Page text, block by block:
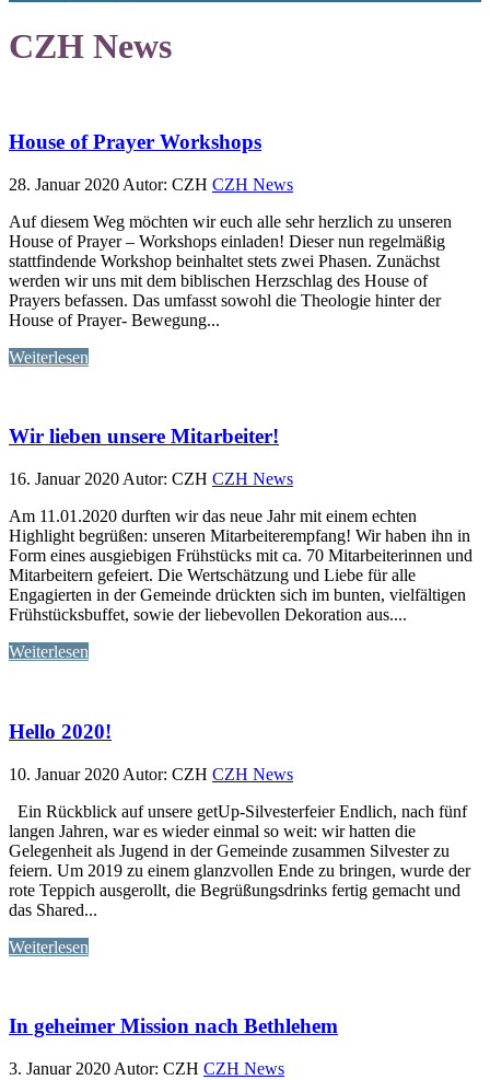
CZH News
House of Prayer Workshops
28. Januar 2020 Autor: CZH CZH News
Auf diesem Weg möchten wir euch alle sehr herzlich zu unseren
House of Prayer – Workshops einladen! Dieser nun regelmäßig
stattfindende Workshop beinhaltet stets zwei Phasen. Zunächst
werden wir uns mit dem biblischen Herzschlag des House of
Prayers befassen. Das umfasst sowohl die Theologie hinter der
House of Prayer- Bewegung...
Weiterlesen
Wir lieben unsere Mitarbeiter!
16. Januar 2020 Autor: CZH CZH News
Am 11.01.2020 durften wir das neue Jahr mit einem echten
Highlight begrüßen: unseren Mitarbeiterempfang! Wir haben ihn in
Form eines ausgiebigen Frühstücks mit ca. 70 Mitarbeiterinnen und
Mitarbeitern gefeiert. Die Wertschätzung und Liebe für alle
Engagierten in der Gemeinde drückten sich im bunten, vielfältigen
Frühstücksbuffet, sowie der liebevollen Dekoration aus....
Weiterlesen
Hello 2020!
10. Januar 2020 Autor: CZH CZH News
Ein Rückblick auf unsere getUp-Silvesterfeier Endlich, nach fünf
langen Jahren, war es wieder einmal so weit: wir hatten die
Gelegenheit als Jugend in der Gemeinde zusammen Silvester zu
feiern. Um 2019 zu einem glanzvollen Ende zu bringen, wurde der
rote Teppich ausgerollt, die Begrüßungsdrinks fertig gemacht und
das Shared...
Weiterlesen
In geheimer Mission nach Bethlehem
3. Januar 2020 Autor: CZH CZH News